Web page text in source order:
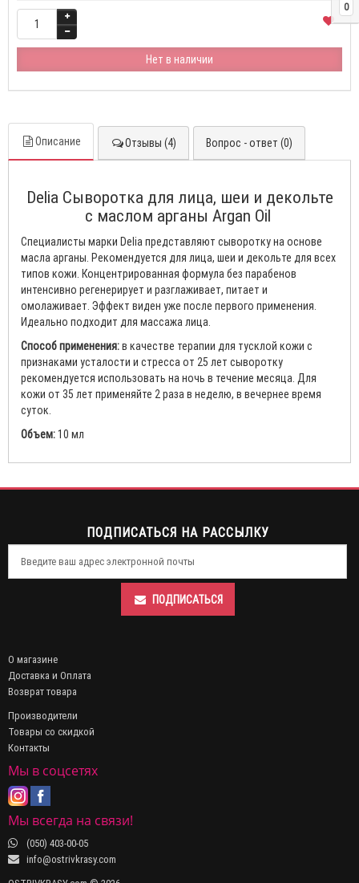
0
Нет в наличии
Описание Отзывы (4) Вопрос - ответ (0)
Delia Сыворотка для лица, шеи и декольте
с маслом арганы Argan Oil
Специалисты марки Delia представляют сыворотку на основе
масла арганы. Рекомендуется для лица, шеи и декольте для всех
типов кожи. Концентрированная формула без парабенов
интенсивно регенерирует и разглаживает, питает и
омолаживает. Эффект виден уже после первого применения.
Идеально подходит для массажа лица.
Способ применения:в качестве терапии для тусклой кожи с
признаками усталости и стресса от 25 лет сыворотку
рекомендуется использовать на ночь в течение месяца. Для
кожи от 35 лет применяйте 2 раза в неделю, в вечернее время
суток.
Объем:10 мл
ПОДПИСАТЬСЯ НА РАССЫЛКУ
ПОДПИСАТЬСЯ
О магазине
Доставка и Оплата
Возврат товара
Производители
Товары со скидкой
Контакты
Мы в соцсетях
Мы всегда на связи!
(050) 403-00-05
info@ostrivkrasy.com